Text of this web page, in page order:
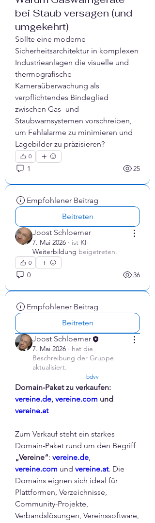
bei Staub versagen (und
umgekehrt)
Sollte eine moderne
Sicherheitsarchitektur in komplexen
Industrieanlagen die visuelle und
thermografische
Kameraüberwachung als
verpflichtendes Bindeglied
zwischen Gas- und
Staubwarnsystemen vorschreiben,
um Fehlalarme zu minimieren und
Lagebilder zu präzisieren?
0
1 25
Empfohlener Beitrag
Beitreten
Joost Schloemer
7. Mai 2026 · ist ‍KI-
Weiterbildung beigetreten.
0
0 36
Empfohlener Beitrag
Beitreten
Joost Schloemer
7. Mai 2026 · hat die
Beschreibung der Gruppe
aktualisiert.
bdvv
vereine.de, vereine.com
vereine.at
Zum Verkauf steht ein starkes
„Vereine“: vereine.de
vereine.com und vereine.at. Die
Domains eignen sich ideal für
Plattformen, Verzeichnisse,
Community-Projekte,
Verbandslösungen, Vereinssoftware,